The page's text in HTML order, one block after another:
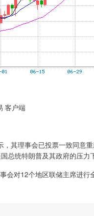
客户端
理事会已投票一致同意重
总统特朗普及其政府的压力
对12个地区联储主席进行